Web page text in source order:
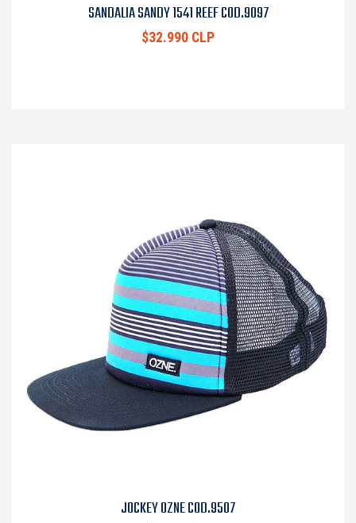
SANDALIA SANDY 1541 REEF COD.9097
$32.990 CLP
JOCKEY OZNE COD.9507